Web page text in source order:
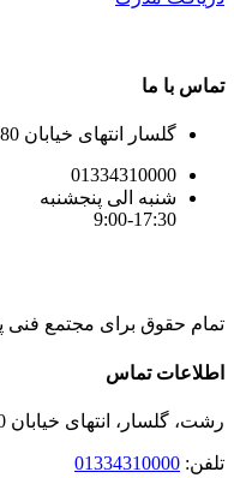
تماس با ما
گلسار انتهای خیابان 80
01334310000
شنبه الی پنجشنبه
9:00-17:30
تمام حقوق برای مجتمع
Instagram
LinkedIn
Toggle
Bar
Area
اطلاعات تماس
رشت، گلسار، انتهای خیابان 80
تلفن: 01334310000